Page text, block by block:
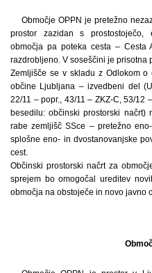
Območje OPPN je pretežno
prostor zazidan s prostostoječo,
območja pa poteka cesta – Cesta
razdrobljeno. V soseščini je prisotna
Zemljišče se v skladu z Odlokom o
občine Ljubljana – izvedbeni del
22/11 – popr., 43/11 – ZKZ-C, 53/
besedilu: občinski prostorski načrt)
rabe zemljišč SSce – pretežno
splošne eno- in dvostanovanjske
cest.
Občinski prostorski načrt za
sprejem bo omogočal ureditev
območja na obstoječe in novo javno